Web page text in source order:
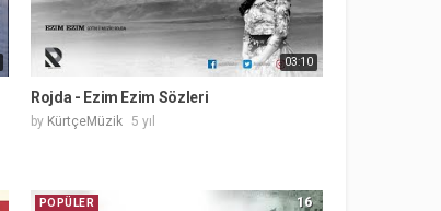
03:10
Rojda - Ezim Ezim Sözleri
by KürtçeMüzik 5 yıl
16
POPÜLER